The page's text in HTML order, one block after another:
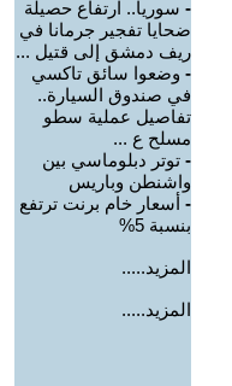
- سوريا.. ارتفاع حصيلة
ضحايا تفجير جرمانا في
ريف دمشق إلى قتيل ...
- وضعوا سائق تاكسي
في صندوق السيارة..
تفاصيل عملية سطو
مسلح ع ...
- توتر دبلوماسي بين
واشنطن وباريس
- أسعار خام برنت ترتفع
بنسبة 5%
المزيد.....
المزيد.....